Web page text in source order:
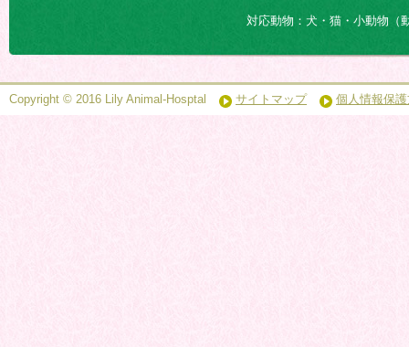
対応動物：犬・猫・小動物（
Copyright © 2016 Lily Animal-Hosptal サイトマップ 個人情報保